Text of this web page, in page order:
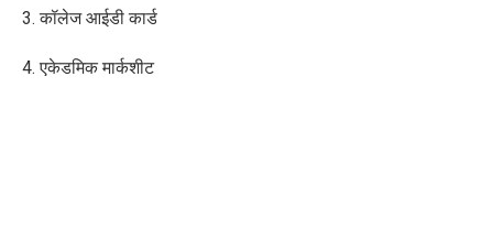
3. कॉलेज आईडी कार्ड
4. एकेडमिक मार्कशीट